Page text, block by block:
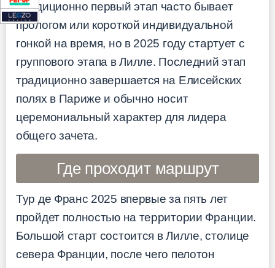
Традиционно первый этап часто бывает
прологом или короткой индивидуальной
гонкой на время, но в 2025 году стартует с
группового этапа в Лилле. Последний этап
традиционно завершается на Елисейских
полях в Париже и обычно носит
церемониальный характер для лидера
общего зачета.
Где проходит маршрут
Тур де Франс 2025 впервые за пять лет
пройдет полностью на территории Франции.
Большой старт состоится в Лилле, столице
севера Франции, после чего пелотон